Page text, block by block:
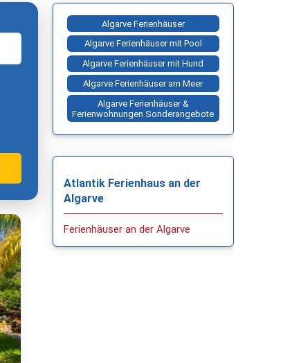
Algarve Ferienhäuser
Algarve Ferienhäuser mit Pool
Algarve Ferienhäuser mit Hund
Algarve Ferienhäuser am Meer
Algarve Ferienhäuser &
Ferienwohnungen Sonderangebote
Atlantik Ferienhaus an der
Algarve
Ferienhäuser an der Algarve